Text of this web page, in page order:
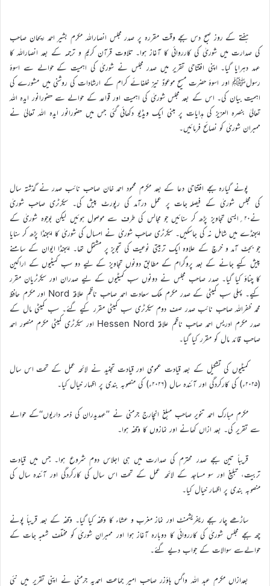
ہفتے کے روز صبح دس بجے وقت مقررہ پر صدر مجلس انصاراللہ مکرم بشیر احمد ریحان صاحب
کی صدارت میں شوریٰ کی کارروائی کا آغاز ہوا۔ تلاوت قرآن کریم و ترجمہ کے بعد انصاراللہ کا
عہد دہرایا گیا۔ اپنی افتتاحی تقریر میں صدر مجلس نے شوریٰ کی اہمیت کے حوالے سے اسوۂ
رسولﷺ اور اسوۂ حضرت مسیح موعودؑ نیز خلفائے کرام کے ارشادات کی روشنی میں مشورے کی
اہمیت بیان کی۔ اس کے بعد مجلس شوریٰ کی اہمیت اور قواعد کے حوالے سے حضورانور ایدہ اللہ
تعالیٰ بنصرہ العزیز کی ہدایات پر مبنی ایک ویڈیو دکھائی گئی جس میں حضورانور ایدہ اللہ تعالیٰ نے
ممبران شوریٰ کو نصائح فرمائیں۔
پونے گیارہ بجے افتتاحی دعا کے بعد مکرم محمود احمد خان صاحب نائب صدر نے گذشتہ سال
کی مجلس شوریٰ کے فیصلہ جات پر عمل درآمد کی رپورٹ پیش کی۔ سیکرٹری صاحب شوریٰ
نے۲۰؍ایسی تجاویز پڑھ کر سنائیں جو مجالس کی طرف سے موصول ہوئیں لیکن بوجوہ شوریٰ کے
ایجنڈے میں شامل نہ کی جاسکیں۔ سیکرٹری صاحب شوریٰ نے امسال کی شوریٰ کا ایجنڈا پڑھ کر سنایا
جو بجٹ آمد و خرچ کے علاوہ ایک تربیتی نوعیت کی تجویز پر مشتمل تھا۔ ایجنڈا ایوان کے سامنے
پیش کیے جانے کے بعد پروگرام کے مطابق دونوں تجاویز کے لیے دو سب کمیٹیوں کے اراکین
کا چناؤ کیا گیا۔ صدر صاحب مجلس نے دونوں سب کمیٹیوں کے لیے صدران اور سیکرٹریان مقرر
کیے۔ پہلی سب کمیٹی کے صدر مکرم ملک سعادت احمد صاحب ناظم علاقہ Nord اور مکرم حافظ
محمد ظفراللہ صاحب نائب صدر صف دوم سیکرٹری سب کمیٹی مقرر کيے گئے۔ سب کمیٹی مال کے
صدر مکرم ادریس احمد صاحب ناظم علاقہ Hessen Nord اور سیکرٹری کمیٹی مکرم منصور احمد
صاحب قائد مال کو مقرر کیا گیا۔
کمیٹیوں کی تشکیل کے بعد قیادت عمومی اور قیادت تجنید نے لائحہ عمل کے تحت اس سال
(۲۰۲۵ء) کی کارکردگی اور آئندہ سال (۲۰۲۶ء) کی منصوبہ بندی پر اظہار خیال کیا۔
مکرم مبارک احمد تنویر صاحب مبلغ انچارج جرمنی نے ’’عہدیدران کی ذمہ داریوں‘‘کے حوالے
سے تقریر کی۔ بعد ازاں کھانے اور نمازوں کا وقفہ ہوا۔
قریباً تین بجے صدر محترم کی صدارت میں ہی اجلاس دوم شروع ہوا۔ جس میں قیادت
تربیت، تبلیغ اور سو مساجد کے لائحہ عمل کے تحت اس سال کی کارکردگی اور آئندہ سال کی
منصوبہ بندی پر اظہار خیال کیا۔
ساڑھے چار بجے ریفریشمنٹ اور نماز مغرب و عشاء کا وقفہ کیا گیا۔ وقفہ کے بعد قریباً پونے
چھ بجے مجلس شوریٰ کی کارروائی کا دوبارہ آغاز ہوا اور ممبران شوریٰ کو مختلف شعبہ جات کے
حوالےسے سوالات کے جواب دیے گئے۔
بعدازاں مکرم عبد اللہ واگس ہاؤزر صاحب امیر جماعت احمدیہ جرمنی نے اپنی تقریر میں نئی